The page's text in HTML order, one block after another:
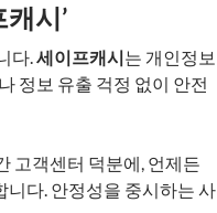
시’
다.세이프캐시는 개인정보
정보 유출 걱정 없이 안전
고객센터 덕분에, 언제든
다. 안정성을 중시하는 사